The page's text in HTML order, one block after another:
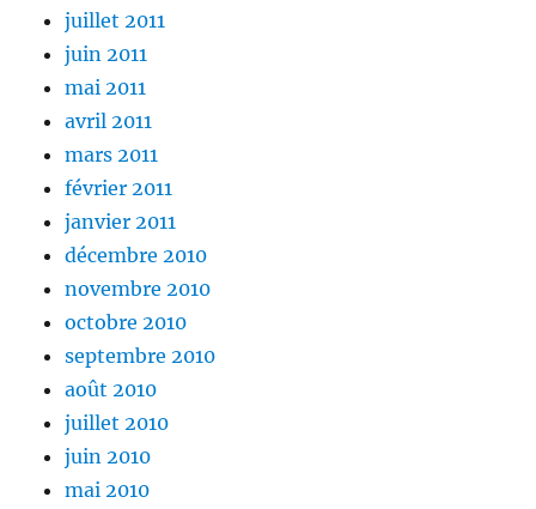
juillet 2011
juin 2011
mai 2011
avril 2011
mars 2011
février 2011
janvier 2011
décembre 2010
novembre 2010
octobre 2010
septembre 2010
août 2010
juillet 2010
juin 2010
mai 2010